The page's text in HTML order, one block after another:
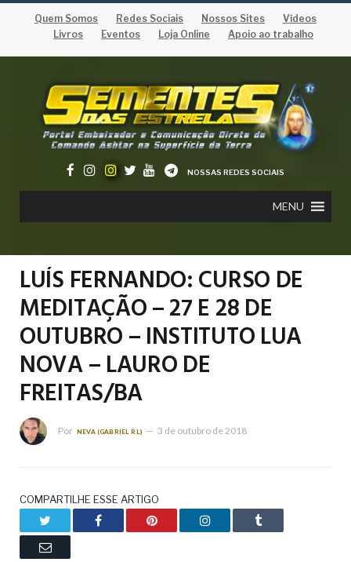
Quem Somos Redes Sociais Nossos Sites
Vídeos
Livros
Eventos Loja Online Apoio ao trabalho
NOSSAS REDES SOCIAIS
MENU
LUÍS FERNANDO: CURSO DE
MEDITAÇÃO – 27 E 28 DE
OUTUBRO – INSTITUTO LUA
NOVA – LAURO DE
FREITAS/BA
Por NEVA (GABRIEL RL) 3 de outubro de 2018
COMPARTILHE ESSE ARTIGO
Facebook Pinterest LinkedIn Tumblr
Email